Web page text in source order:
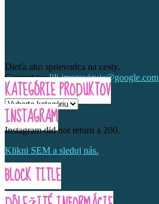
Dieťa ako sprievodca na cesty.
Contact us:lili.improvizuje@google.com
KATEGÓRIE PRODUKTOV
INSTAGRAM
Instagram did not return a 200.
Klikni SEM a sleduj nás.
BLOCK TITLE